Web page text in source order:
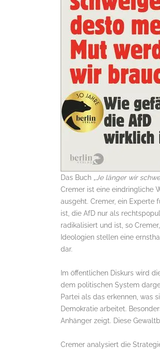
Das Buch „Je länger wir
Cremer ist eine eindringliche
ausgeht. Cremer, ein Experte
ist, die AfD nur als
radikalisiert und ist, so
Ideologien stellen eine
dar.
Im öffentlichen Diskurs wird
dem politischen System
Partei als das erkennen, was
Demokratie arbeitet.
Anhänger zeigt. Diese
Cremer analysiert die